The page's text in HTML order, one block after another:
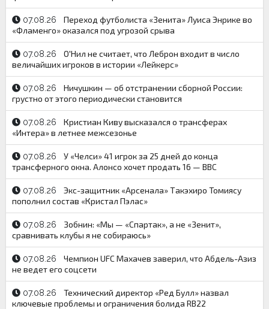
07.08.26
Переход футболиста «Зенита» Луиса Энрике во
«Фламенго» оказался под угрозой срыва
07.08.26
О'Нил не считает, что Леброн входит в число
величайших игроков в истории «Лейкерс»
07.08.26
Ничушкин — об отстранении сборной России:
грустно от этого периодически становится
07.08.26
Кристиан Киву высказался о трансферах
«Интера» в летнее межсезонье
07.08.26
У «Челси» 41 игрок за 25 дней до конца
трансферного окна. Алонсо хочет продать 16 — BBC
07.08.26
Экс-защитник «Арсенала» Такэхиро Томиясу
пополнил состав «Кристал Пэлас»
07.08.26
Зобнин: «Мы — «Спартак», а не «Зенит»,
сравнивать клубы я не собираюсь»
07.08.26
Чемпион UFC Махачев заверил, что Абдель-Азиз
не ведет его соцсети
07.08.26
Технический директор «Ред Булл» назвал
ключевые проблемы и ограничения болида RB22